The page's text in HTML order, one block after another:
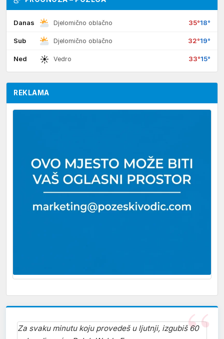
Danas Djelomično oblačno 35°18°
Sub Djelomično oblačno 32°19°
Ned ☀ Vedro 33°15°
REKLAMA
Za svaku minutu koju provedeš u ljutnji, izgubiš 60